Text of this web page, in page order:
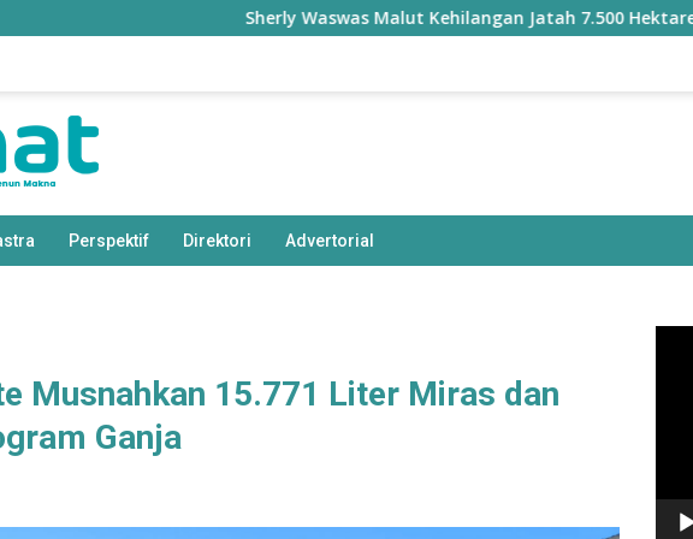
Sherly Waswas Malut Kehilangan Jatah 7.500 Hektare
Perspektif Direktori Advertorial
Musnahkan 15.771 Liter Miras dan
Ganja